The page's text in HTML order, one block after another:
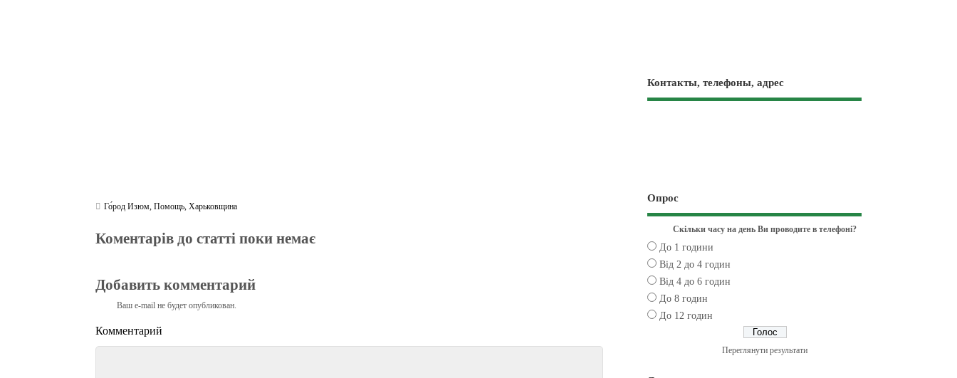
Го́род Изюм,Помощь,Харьковщина
Коментарів до статті поки немає
Добавить комментарий
Ваш e-mail не будет опубликован.
Комментарий
Контакты, телефоны, адрес
Опрос
Скільки часу на день Ви проводите в телефоні?
До 1 години
Від 2 до 4 годин
Від 4 до 6 годин
До 8 годин
До 12 годин
Переглянути результати